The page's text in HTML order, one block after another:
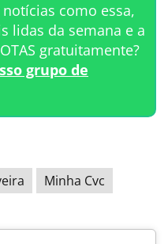
como essa,
lidas da semana e a
gratuitamente?
grupo de
Minha Cvc